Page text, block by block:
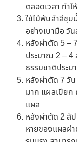
ตลอดเวลา ทำ
ใช้ไม้พันสำลีชุบ
อย่างเบามือ วั
หลังผ่าตัด 5 –
ประมาณ 2 – 4
ธรรมชาติประ
หลังผ่าตัด 7 วัน
มาก แผลเปียก
แผล
หลังผ่าตัด 2 สั
หายของแผลผ่